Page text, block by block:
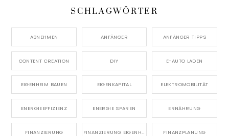
SCHLAGWÖRTER
ABNEHMEN ANFÄNGER ANFÄNGER TIPPS
CONTENT CREATION DIY E-AUTO LADEN
EIGENHEIM BAUEN EIGENKAPITAL ELEKTROMOBILITÄT
ENERGIEEFFIZIENZ ENERGIE SPAREN ERNÄHRUNG
FINANZIERUNG FINANZPLANUNG